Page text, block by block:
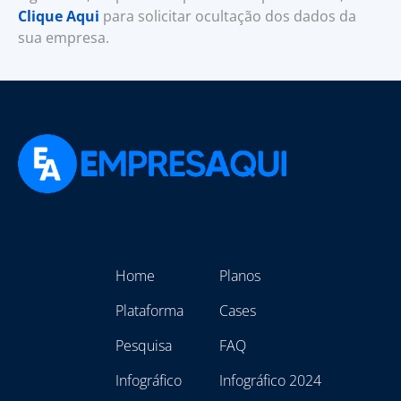
Clique Aqui para solicitar ocultação dos dados da
sua empresa.
Home
Plataforma
Pesquisa
Infográfico
Planos
Cases
FAQ
Infográfico 2024